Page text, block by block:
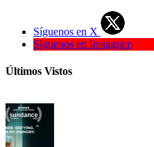
Síguenos en X
Síguenos en Instagram
Últimos Vistos